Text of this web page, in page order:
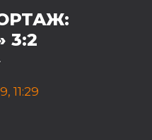
3:2
11:29